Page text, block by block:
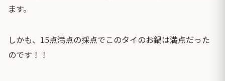
ます。
しかも、15点満点の採点でこのタイのお鍋は満点だった
のです！！